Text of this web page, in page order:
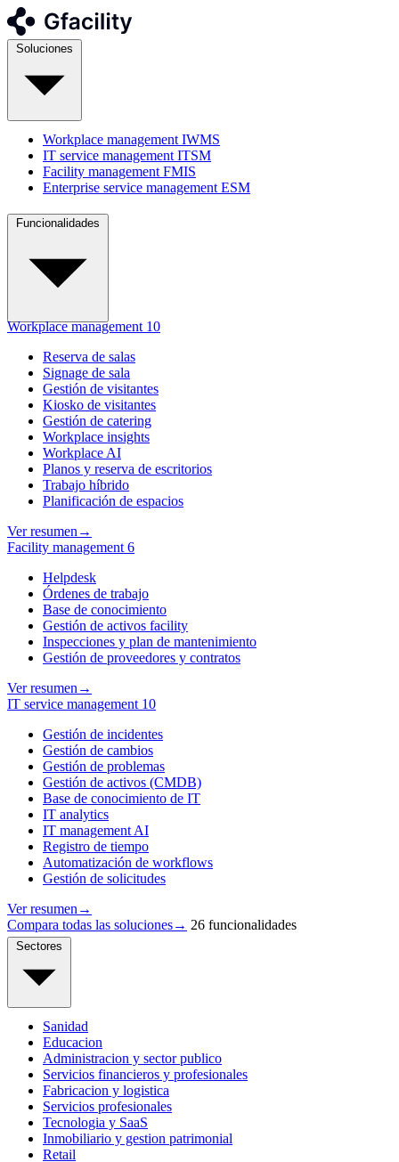
Workplace management IWMS
IT service management ITSM
Facility management FMIS
Enterprise service management ESM
Workplace management 10
Reserva de salas
Signage de sala
Gestión de visitantes
Kiosko de visitantes
Gestión de catering
Workplace insights
Workplace AI
Planos y reserva de escritorios
Trabajo híbrido
Planificación de espacios
Ver resumen →
Facility management 6
Helpdesk
Órdenes de trabajo
Base de conocimiento
Gestión de activos facility
Inspecciones y plan de mantenimiento
Gestión de proveedores y contratos
Ver resumen →
IT service management 10
Gestión de incidentes
Gestión de cambios
Gestión de problemas
Gestión de activos (CMDB)
Base de conocimiento de IT
IT analytics
IT management AI
Registro de tiempo
Automatización de workflows
Gestión de solicitudes
Ver resumen →
Compara todas las soluciones→ 26 funcionalidades
Sanidad
Educacion
Administracion y sector publico
Servicios financieros y profesionales
Fabricacion y logistica
Servicios profesionales
Tecnologia y SaaS
Inmobiliario y gestion patrimonial
Retail